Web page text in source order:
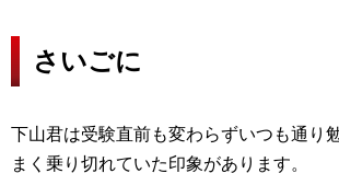
さいごに
下山君は受験直前も変わらずいつも通り
まく乗り切れていた印象があります。